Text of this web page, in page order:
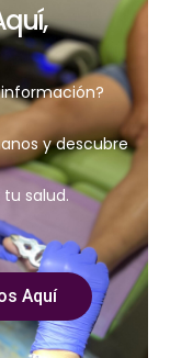
y descubre
salud.
Aquí